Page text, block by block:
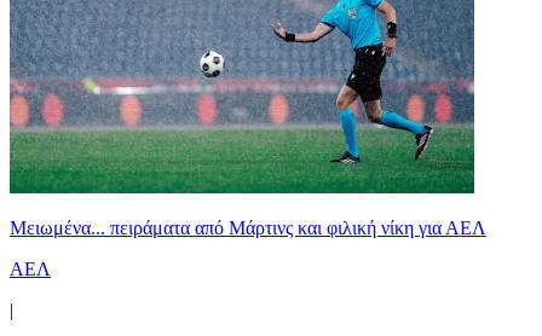
Μειωμένα... πειράματα από Μάρτινς και φιλική νίκη για ΑΕΛ
ΑΕΛ
|